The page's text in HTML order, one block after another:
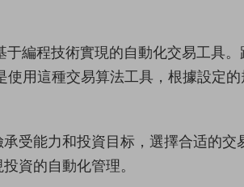
于編程技術實現的自動化交易工具
用這種交易算法工具，根據設定
受能力和投資目标，選擇合适的交
資的自動化管理。